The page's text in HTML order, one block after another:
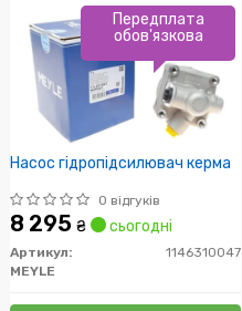
Насос гідропідсилювач керма
0 відгуків
8 295 ₴ сьогодні
Артикул:
1146310047
MEYLE
Передплата
обов'язкова